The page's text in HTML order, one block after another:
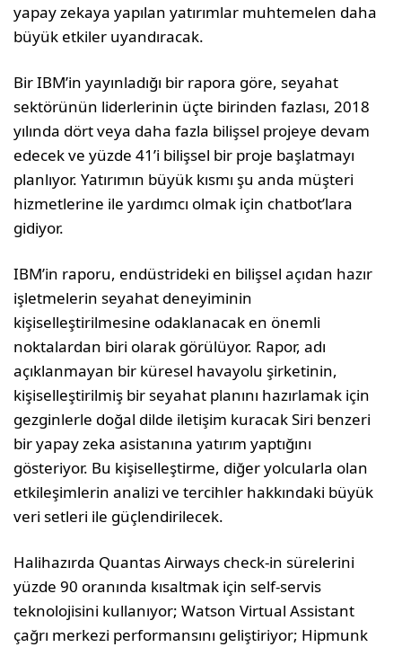
yapay zekaya yapılan yatırımlar muhtemelen daha
büyük etkiler uyandıracak.
Bir IBM’in yayınladığı bir rapora göre, seyahat
sektörünün liderlerinin üçte birinden fazlası, 2018
yılında dört veya daha fazla bilişsel projeye devam
edecek ve yüzde 41’i bilişsel bir proje başlatmayı
planlıyor. Yatırımın büyük kısmı şu anda müşteri
hizmetlerine ile yardımcı olmak için chatbot’lara
gidiyor.
IBM’in raporu, endüstrideki en bilişsel açıdan hazır
işletmelerin seyahat deneyiminin
kişiselleştirilmesine odaklanacak en önemli
noktalardan biri olarak görülüyor. Rapor, adı
açıklanmayan bir küresel havayolu şirketinin,
kişiselleştirilmiş bir seyahat planını hazırlamak için
gezginlerle doğal dilde iletişim kuracak Siri benzeri
bir yapay zeka asistanına yatırım yaptığını
gösteriyor. Bu kişiselleştirme, diğer yolcularla olan
etkileşimlerin analizi ve tercihler hakkındaki büyük
veri setleri ile güçlendirilecek.
Halihazırda Quantas Airways check-in sürelerini
yüzde 90 oranında kısaltmak için self-servis
teknolojisini kullanıyor; Watson Virtual Assistant
çağrı merkezi performansını geliştiriyor; Hipmunk